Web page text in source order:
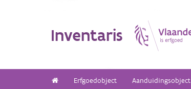
Inventaris
Erfgoedobject Aanduidingsobject